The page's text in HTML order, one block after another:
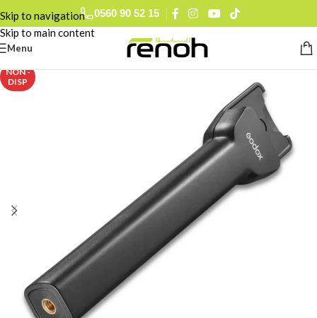
Skip to navigation
Skip to main content
0560 90 52 15
Menu
NON -
DISP